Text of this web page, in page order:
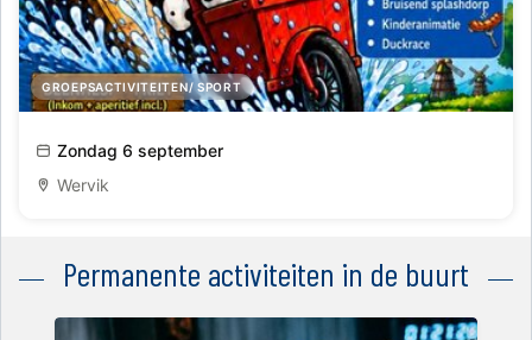
GROEPSACTIVITEITEN/ SPORT
Vél'eau Splash en Duckrace
Zondag 6 september
Wervik
Permanente activiteiten in de buurt